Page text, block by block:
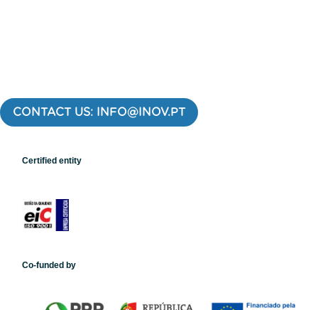
CONTACT US: INFO@INOV.PT
Certified entity
Co-funded by